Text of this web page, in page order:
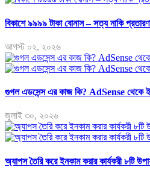
বিকাশে ৯৯৯৯ টাকা বোনাস – সত্য নাকি
আগস্ট ০২, ২০২৬
গুগল এডসেন্স এর কাজ কি? AdSense থেকে
জুলাই ৩০, ২০২৬
অ্যাপস তৈরি করে ইনকাম করার কার্যকরী ৮টি